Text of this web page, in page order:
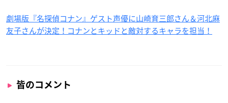
劇場版『名探偵コナン』ゲスト声優に山崎育三郎さん＆河北麻
友子さんが決定！コナンとキッドと敵対するキャラを担当！
皆のコメント